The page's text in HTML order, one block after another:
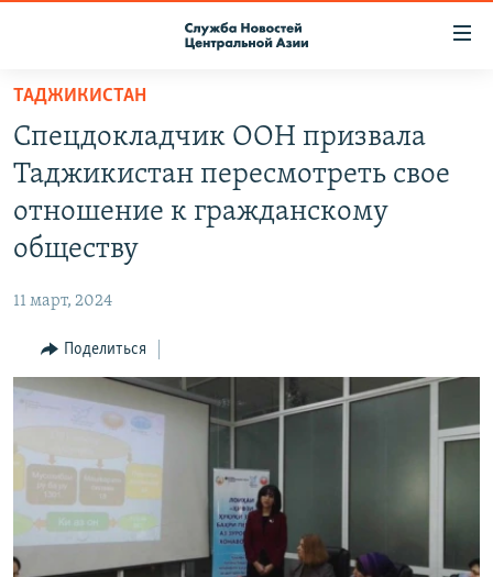
Вернуться
основному
содержанию
главной
Вернутся
поиску
ПОДПИСКА
RFE/RL ДИРЕКТ
МИГРАНТ МЕДИА
ТАДЖИКИСТАН
Спецдокладчик ООН призвала
Таджикистан пересмотреть свое
отношение к гражданскому
обществу
11 март, 2024
Поделиться